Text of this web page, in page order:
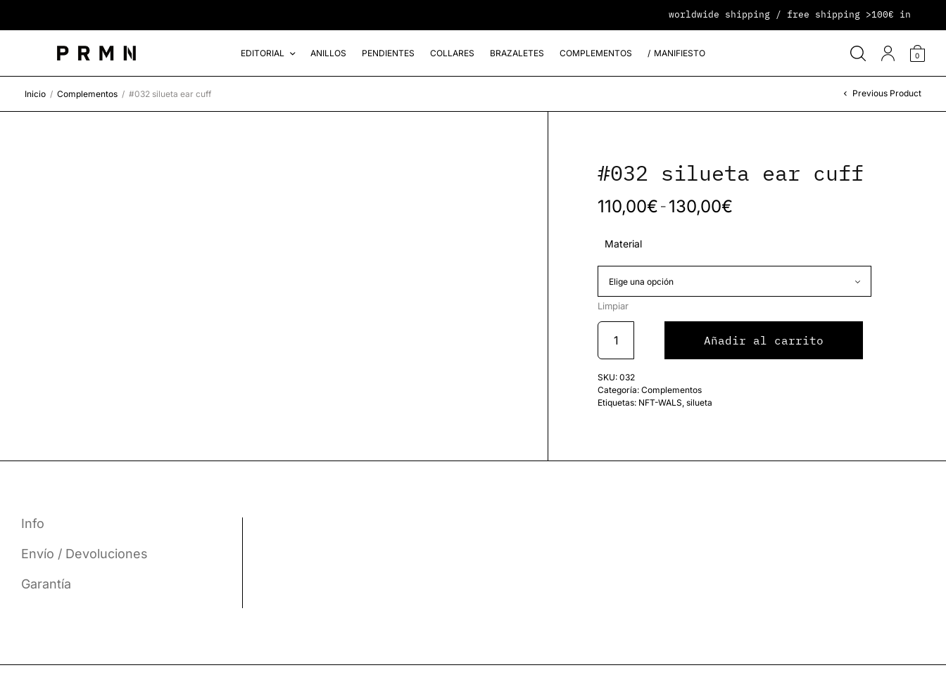
worldwide shipping / free shipping >100€ in
EDITORIAL ANILLOS PENDIENTES COLLARES BRAZALETES COMPLEMENTOS MANIFIESTO 0
Inicio / Complementos / #032 silueta ear cuff Previous Product
#032 silueta ear cuff
110,00€ – 130,00€
Material
Limpiar
Añadir al carrito
SKU:032
Categoría:Complementos
Etiquetas: NFT-WALS,silueta
Info
Envío / Devoluciones
Garantía